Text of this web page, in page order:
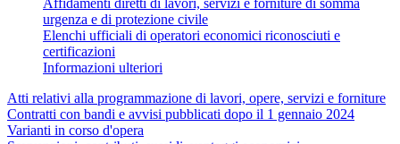
urgenza e di protezione civile
Elenchi ufficiali di operatori economici riconosciuti e
certificazioni
Informazioni ulteriori
Atti relativi alla programmazione di lavori, opere, servizi e forniture
Contratti con bandi e avvisi pubblicati dopo il 1 gennaio 2024
Varianti in corso d'opera